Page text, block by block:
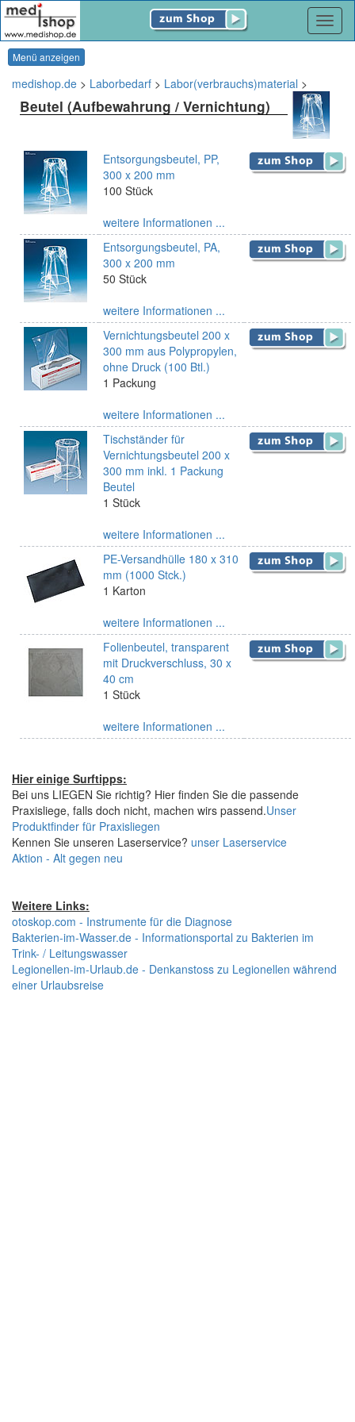
Menü anzeigen
medishop.de > Laborbedarf > Labor(verbrauchs)material >
Beutel (Aufbewahrung / Vernichtung)
Entsorgungsbeutel, PP,
300 x 200 mm
100 Stück
weitere Informationen ...
Entsorgungsbeutel, PA,
300 x 200 mm
50 Stück
weitere Informationen ...
Vernichtungsbeutel 200 x
300 mm aus Polypropylen,
ohne Druck (100 Btl.)
1 Packung
weitere Informationen ...
Tischständer für
Vernichtungsbeutel 200 x
300 mm inkl. 1 Packung
Beutel
1 Stück
weitere Informationen ...
PE-Versandhülle 180 x 310
mm (1000 Stck.)
1 Karton
weitere Informationen ...
Folienbeutel, transparent
mit Druckverschluss, 30 x
40 cm
1 Stück
weitere Informationen ...
Hier einige Surftipps:
Bei uns LIEGEN Sie richtig? Hier finden Sie die passende
Praxisliege, falls doch nicht, machen wirs passend.Unser
Produktfinder für Praxisliegen
Kennen Sie unseren Laserservice? unser Laserservice
Aktion - Alt gegen neu
Weitere Links:
otoskop.com - Instrumente für die Diagnose
Bakterien-im-Wasser.de - Informationsportal zu Bakterien im
Trink- / Leitungswasser
Legionellen-im-Urlaub.de - Denkanstoss zu Legionellen während
einer Urlaubsreise